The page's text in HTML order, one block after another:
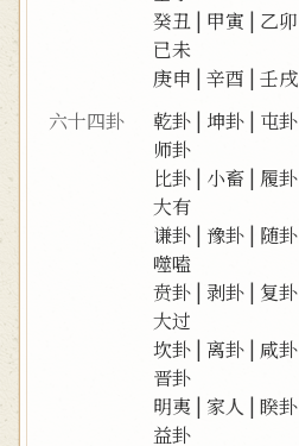
癸丑 | 甲寅 | 乙卯
已未
庚申 |辛酉 |壬戌
六十四卦
乾卦 | 坤卦 | 屯卦
师卦
比卦 | 小畜 | 履卦
大有
谦卦 |豫卦 | 随卦
噬嗑
贲卦 | 剥卦 | 复卦
大过
坎卦 |离卦 | 咸卦
晋卦
明夷 |家人 |睽卦
益卦